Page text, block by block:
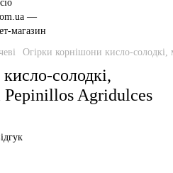
Огірки корнішони кисло-
солодкі,
Pepinillos Agridulces